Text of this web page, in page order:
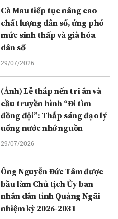
Cà Mau tiếp tục nâng cao
chất lượng dân số, ứng phó
mức sinh thấp và già hóa
dân số
29/07/2026
(Ảnh) Lễ thắp nến tri ân và
cầu truyền hình “Đi tìm
đồng đội”: Thắp sáng đạo lý
uống nước nhớ nguồn
29/07/2026
Ông Nguyễn Đức Tâm được
bầu làm Chủ tịch Ủy ban
nhân dân tỉnh Quảng Ngãi
nhiệm kỳ 2026-2031